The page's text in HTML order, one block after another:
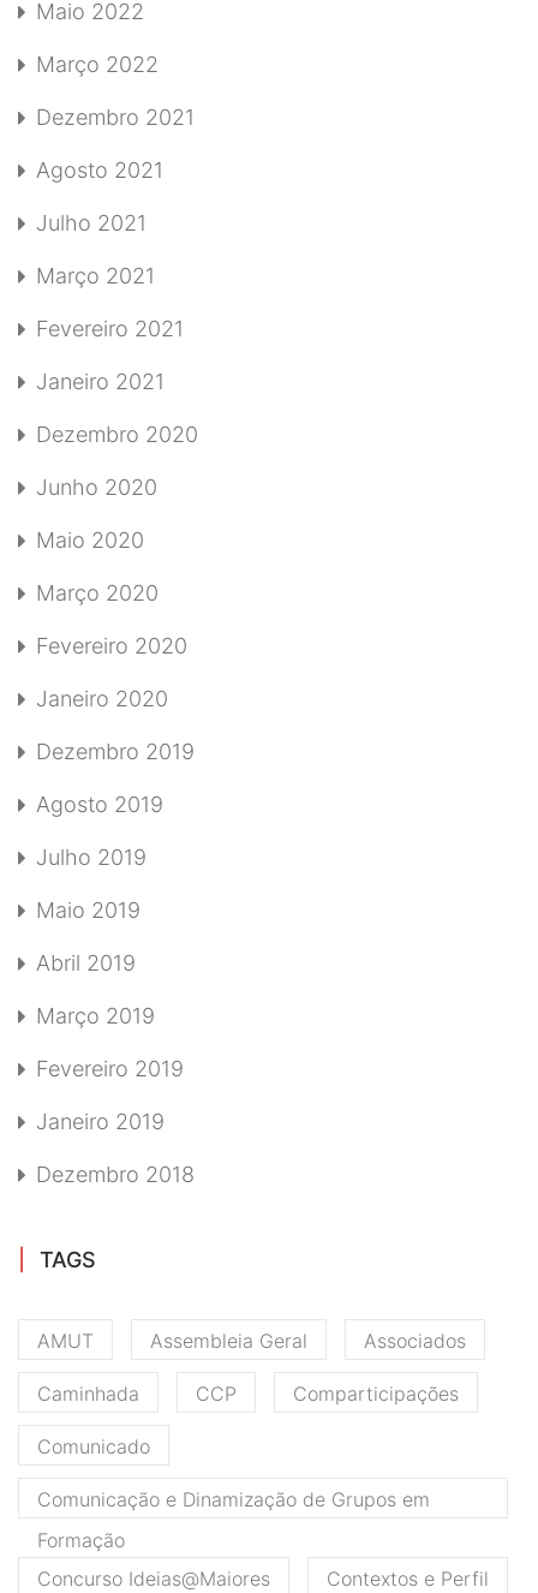
Maio 2022
Março 2022
Dezembro 2021
Agosto 2021
Julho 2021
Março 2021
Fevereiro 2021
Janeiro 2021
Dezembro 2020
Junho 2020
Maio 2020
Março 2020
Fevereiro 2020
Janeiro 2020
Dezembro 2019
Agosto 2019
Julho 2019
Maio 2019
Abril 2019
Março 2019
Fevereiro 2019
Janeiro 2019
Dezembro 2018
TAGS
AMUT Assembleia Geral Associados
Caminhada CCP Comparticipações
Comunicado
Comunicação e Dinamização de Grupos em
Formação
Concurso Ideias@Maiores
Contextos e Perfil